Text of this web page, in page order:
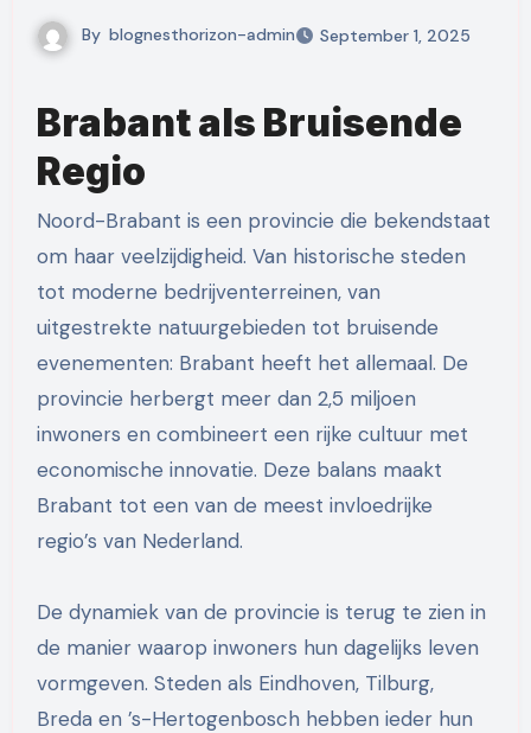
By blognesthorizon-admin September 1, 2025
Brabant als Bruisende
Regio
Noord-Brabant is een provincie die bekendstaat
om haar veelzijdigheid. Van historische steden
tot moderne bedrijventerreinen, van
uitgestrekte natuurgebieden tot bruisende
evenementen: Brabant heeft het allemaal. De
provincie herbergt meer dan 2,5 miljoen
inwoners en combineert een rijke cultuur met
economische innovatie. Deze balans maakt
Brabant tot een van de meest invloedrijke
regio’s van Nederland.
De dynamiek van de provincie is terug te zien in
de manier waarop inwoners hun dagelijks leven
vormgeven. Steden als Eindhoven, Tilburg,
Breda en ’s-Hertogenbosch hebben ieder hun